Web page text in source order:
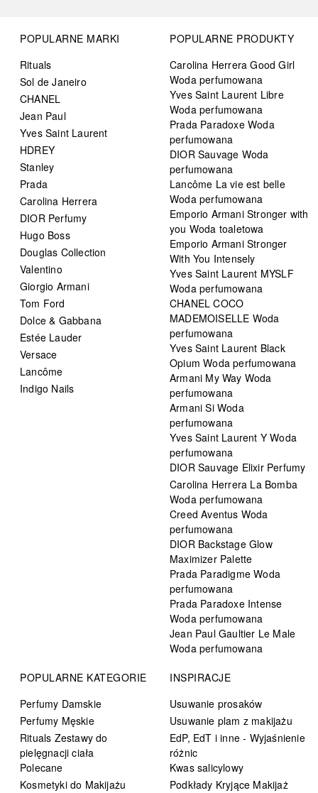
POPULARNE MARKI
Rituals
Sol de Janeiro
CHANEL
Jean Paul
Yves Saint Laurent
HDREY
Stanley
Prada
Carolina Herrera
DIOR Perfumy
Hugo Boss
Douglas Collection
Valentino
Giorgio Armani
Tom Ford
Dolce & Gabbana
Estée Lauder
Versace
Lancôme
Indigo Nails
POPULARNE PRODUKTY
Carolina Herrera Good Girl
Woda perfumowana
Yves Saint Laurent Libre
Woda perfumowana
Prada Paradoxe Woda
perfumowana
DIOR Sauvage Woda
perfumowana
Lancôme La vie est belle
Woda perfumowana
Emporio Armani Stronger with
you Woda toaletowa
Emporio Armani Stronger
With You Intensely
Yves Saint Laurent MYSLF
Woda perfumowana
CHANEL COCO
MADEMOISELLE Woda
perfumowana
Yves Saint Laurent Black
Opium Woda perfumowana
Armani My Way Woda
perfumowana
Armani Si Woda
perfumowana
Yves Saint Laurent Y Woda
perfumowana
DIOR Sauvage Elixir Perfumy
Carolina Herrera La Bomba
Woda perfumowana
Creed Aventus Woda
perfumowana
DIOR Backstage Glow
Maximizer Palette
Prada Paradigme Woda
perfumowana
Prada Paradoxe Intense
Woda perfumowana
Jean Paul Gaultier Le Male
Woda perfumowana
POPULARNE KATEGORIE
Perfumy Damskie
Perfumy Męskie
Rituals Zestawy do
pielęgnacji ciała
Polecane
Kosmetyki do Makijażu
INSPIRACJE
Usuwanie prosaków
Usuwanie plam z makijażu
EdP, EdT i inne - Wyjaśnienie
różnic
Kwas salicylowy
Podkłady Kryjące Makijaż